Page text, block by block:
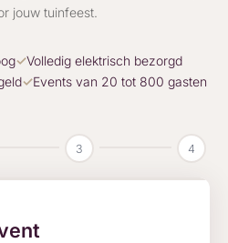
jouw tuinfeest.
Volledig elektrisch bezorgd
Events van 20 tot 800 gasten
3 4